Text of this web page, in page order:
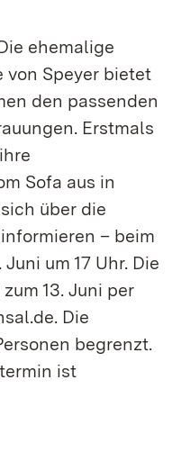
ehemalige
von Speyer bietet
den passenden
Erstmals
Sofa aus in
über die
– beim
um 17 Uhr. Die
13. Juni per
Die
begrenzt.
ist